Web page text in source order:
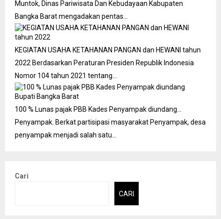
Muntok, Dinas Pariwisata Dan Kebudayaan Kabupaten
Bangka Barat mengadakan pentas…
KEGIATAN USAHA KETAHANAN PANGAN dan HEWANI tahun
2022 Berdasarkan Peraturan Presiden Republik Indonesia
Nomor 104 tahun 2021 tentang…
100 % Lunas pajak PBB Kades Penyampak diundang…
Penyampak. Berkat partisipasi masyarakat Penyampak, desa
penyampak menjadi salah satu…
Cari
CARI